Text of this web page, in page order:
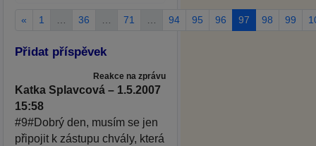
« 1 … 36 … 71 … 94 95 96 97 98 99
Přidat příspěvek
Reakce na zprávu
Katka Splavcová – 1.5.2007
15:58
#9#Dobrý den, musím se jen
připojit k zástupu chvály, která